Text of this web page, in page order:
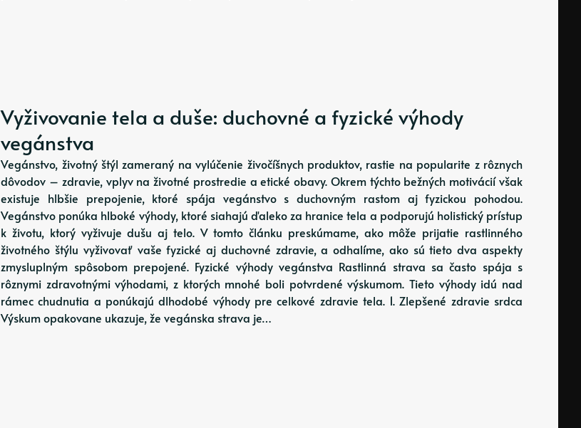
Vyživovanie tela a duše: duchovné a fyzické výhody
vegánstva
Vegánstvo, životný štýl zameraný na vylúčenie živočíšnych produktov, rastie na popularite z rôznych
dôvodov – zdravie, vplyv na životné prostredie a etické obavy. Okrem týchto bežných motivácií však
existuje hlbšie prepojenie, ktoré spája vegánstvo s duchovným rastom aj fyzickou pohodou.
Vegánstvo ponúka hlboké výhody, ktoré siahajú ďaleko za hranice tela a podporujú holistický prístup
k životu, ktorý vyživuje dušu aj telo. V tomto článku preskúmame, ako môže prijatie rastlinného
životného štýlu vyživovať vaše fyzické aj duchovné zdravie, a odhalíme, ako sú tieto dva aspekty
zmysluplným spôsobom prepojené. Fyzické výhody vegánstva Rastlinná strava sa často spája s
rôznymi zdravotnými výhodami, z ktorých mnohé boli potvrdené výskumom. Tieto výhody idú nad
rámec chudnutia a ponúkajú dlhodobé výhody pre celkové zdravie tela. 1. Zlepšené zdravie srdca
Výskum opakovane ukazuje, že vegánska strava je…